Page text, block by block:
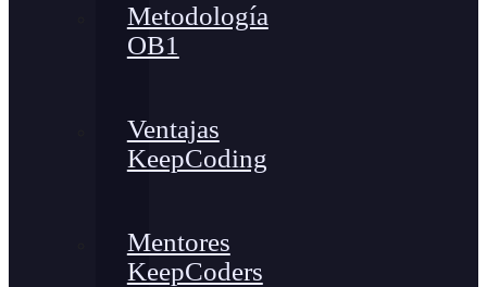
Metodología
OB1
Ventajas
KeepCoding
Mentores
KeepCoders